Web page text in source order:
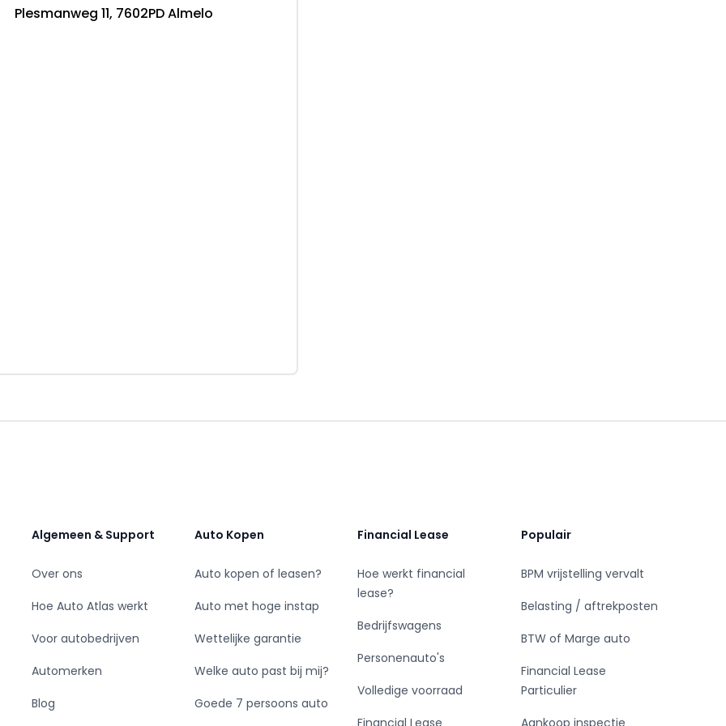
via financial lease. Met of zonder
u contact opnemen met:
+31625016621
aangegeven.
Plesmanweg 11, 7602PD Almelo
Algemeen & Support
Over ons
Hoe Auto Atlas werkt
Voor autobedrijven
Automerken
Blog
Auto Kopen
Auto kopen of leasen?
Auto met hoge instap
Wettelijke garantie
Welke auto past bij mij?
Goede 7 persoons auto
Financial Lease
Hoe werkt financial
lease?
Bedrijfswagens
Personenauto's
Volledige voorraad
Financial Lease
Populair
BPM vrijstelling vervalt
Belasting / aftrekposten
BTW of Marge auto
Financial Lease
Particulier
Aankoop inspectie